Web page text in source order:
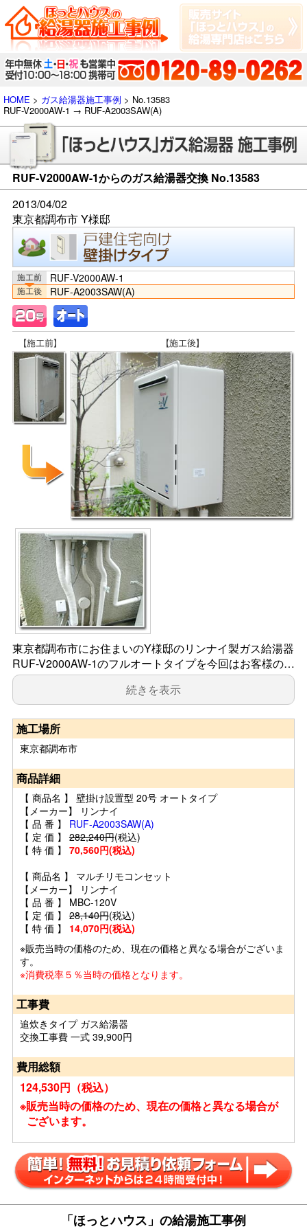
HOME > ガス給湯器施工事例 > No.13583
RUF-V2000AW-1 → RUF-A2003SAW(A)
RUF-V2000AW-1からのガス給湯器交換 No.13583
2013/04/02
東京都調布市 Y様邸
RUF-V2000AW-1
RUF-A2003SAW(A)
東京都調布市にお住まいのY様邸のリンナイ製ガス給湯器
RUF-V2000AW-1のフルオートタイプを今回はお客様の…
続きを表示
施工場所
東京都調布市
商品詳細
【 商品名 】 壁掛け設置型 20号 オートタイプ
【メーカー】 リンナイ
【 品 番 】 RUF-A2003SAW(A)
【 定 価 】 282,240円(税込)
【 特 価 】 70,560円(税込)
【 商品名 】 マルチリモコンセット
【メーカー】 リンナイ
【 品 番 】 MBC-120V
【 定 価 】 28,140円(税込)
【 特 価 】 14,070円(税込)
※販売当時の価格のため、現在の価格と異なる場合がございま
す。
※消費税率５％当時の価格となります。
工事費
追炊きタイプ ガス給湯器
交換工事費 一式 39,900円
費用総額
124,530円（税込）
※販売当時の価格のため、現在の価格と異なる場合が
ございます。
「ほっとハウス」の給湯施工事例